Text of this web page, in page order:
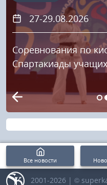
27-29.08.2026
Соревнования по
Спартакиады
Все новости
2001-2026 | ©